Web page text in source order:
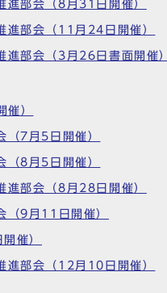
部会（8月31日開催）
進部会（11月24日開催）
部会（3月26日書面開催）
）
（7月5日開催）
（8月5日開催）
部会（8月28日開催）
（9月11日開催）
催）
進部会（12月10日開催）